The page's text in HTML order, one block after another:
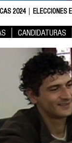
2024 ELECCIONES
CANDIDATURAS